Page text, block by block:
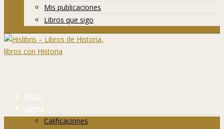
Mis publicaciones
Libros que sigo
Inicio
Libros
Calificaciones